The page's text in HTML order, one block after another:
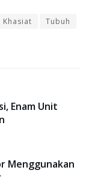
Khasiat
Tubuh
Enam Unit
Menggunakan